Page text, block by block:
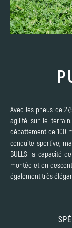
Avec les pneus de
agilité sur le
débattement de 100
conduite sportive,
BULLS la capacité
montée et en
également très